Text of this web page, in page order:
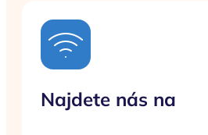
Najdete nás na